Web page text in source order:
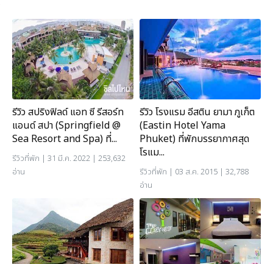
รีวิว สปริงฟิลด์ แอท ซี รีสอร์ท
แอนด์ สปา (Springfield @
Sea Resort and Spa) ที่...
รีวิวที่พัก | 31 มี.ค. 2022 | 253,632
อ่าน
รีวิว โรงแรม อีสติน ยามา ภูเก็ต
(Eastin Hotel Yama
Phuket) ที่พักบรรยากาศสุด
โรแม...
รีวิวที่พัก | 03 ส.ค. 2015 | 32,788
อ่าน